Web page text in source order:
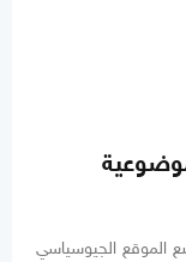
الموقع الجيوسياسي